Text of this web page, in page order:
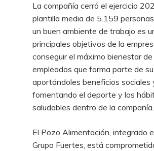
La compañía cerró el ejercicio
plantilla media de 5.159
un buen ambiente de trabajo es
principales objetivos de la
conseguir el máximo bienestar de
empleados que forma parte de
aportándoles beneficios sociales
fomentando el deporte y los
saludables dentro de la compañía.
El Pozo Alimentación, integrado
Grupo Fuertes, está